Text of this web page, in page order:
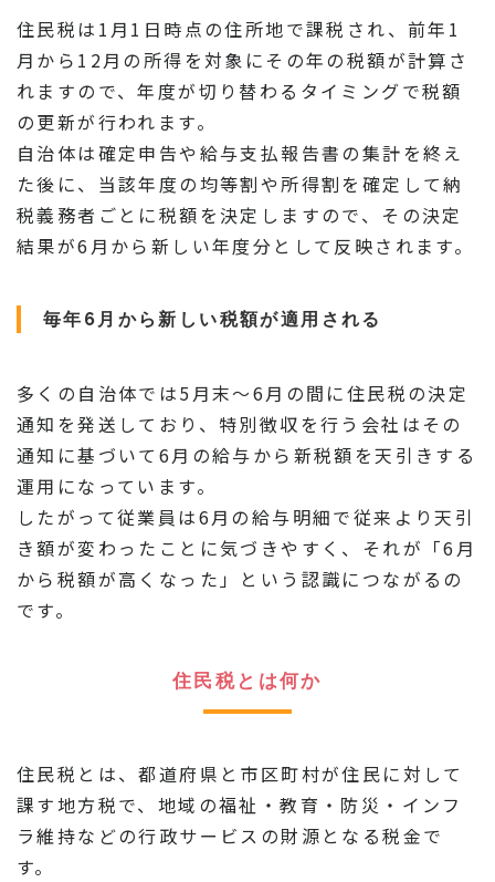
住民税は1月1日時点の住所地で課税され、前年1
月から12月の所得を対象にその年の税額が計算さ
れますので、年度が切り替わるタイミングで税額
の更新が行われます。
自治体は確定申告や給与支払報告書の集計を終え
た後に、当該年度の均等割や所得割を確定して納
税義務者ごとに税額を決定しますので、その決定
結果が6月から新しい年度分として反映されます。
毎年6月から新しい税額が適用される
多くの自治体では5月末〜6月の間に住民税の決定
通知を発送しており、特別徴収を行う会社はその
通知に基づいて6月の給与から新税額を天引きする
運用になっています。
したがって従業員は6月の給与明細で従来より天引
き額が変わったことに気づきやすく、それが「6月
から税額が高くなった」という認識につながるの
です。
住民税とは何か
住民税とは、都道府県と市区町村が住民に対して
課す地方税で、地域の福祉・教育・防災・インフ
ラ維持などの行政サービスの財源となる税金で
す。